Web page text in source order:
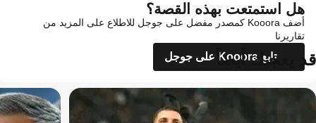
هل استمتعت بهذه القصة؟
أضف Kooora كمصدر مفضل على جوجل للاطلاع على المزيد من
تقاريرنا
تابع Kooora على جوجل
قد يعجبك أيضاً